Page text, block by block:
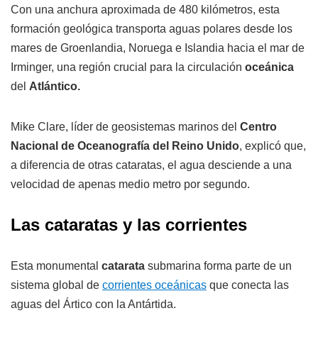
Con una anchura aproximada de 480 kilómetros, esta
formación geológica transporta aguas polares desde los
mares de Groenlandia, Noruega e Islandia hacia el mar de
Irminger, una región crucial para la circulación oceánica
del Atlántico.
Mike Clare, líder de geosistemas marinos del Centro
Nacional de Oceanografía del Reino Unido, explicó que,
a diferencia de otras cataratas, el agua desciende a una
velocidad de apenas medio metro por segundo.
Las cataratas y las corrientes
Esta monumental catarata submarina forma parte de un
sistema global de corrientes oceánicas que conecta las
aguas del Ártico con la Antártida.